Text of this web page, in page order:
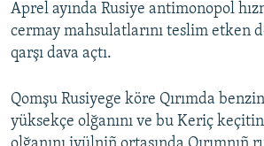
Aprel ayında Rusiye antimonopol
cermay mahsulatlarını teslim etken
qarşı dava açtı.
Qomşu Rusiyege köre Qırımda
yüksekçe olğanını ve bu Keriç